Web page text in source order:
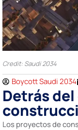
Credit: Saudi 2034
Boycott Saudi 2034
Detrás
Los proyectos de